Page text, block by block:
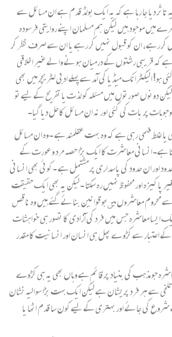
دیا جا رہا ہے کہ یہ ایک بولڈ قدم ہے ان مسائل سے
موجود ہیں لیکن ہم مسلمان اپنے روایتی فرسودہ
رہے، ان کوقبول نہیں کر رہے یا ان سے صرف نظر کر
کہ قریبی رشتوں کے درمیان ہونے والے غیر اخلاقی
الیکٹرانک میڈیا کی آمد سے پہلے ادبی لٹریچر میں بھی
دونوں صورتوں میں مسئلہ کو لذت یا تفریح کے لیے تو
وجوہات پر بات کی گئی اور نہ ان مسائل کاحل دیا گیا۔
یا غلط فہمی رہی ہے کہ وہ بہت عقلمند ہے ۔وہ ان مسائل
ہے۔انسانی معاشرت کا ایک بڑا حصہ مرد و عورت کے
اور ان حدود کی پاسداری پر مشتمل ہے ۔کوئی بھی انسانی
پاکیزہ اور محفوظ نہیں رہ سکتا ۔لیکن یہ بھی ایک حقیقت
محروم معاشروں میںجوقوانین بنائے گئے ہیں وہ ناقص
ایسا معاشرہ جس میں فرد کی آزادی کا تصور ہی خواہشات
اعتبار سے کڑوے پھل ہی انسان اور انسانیت کا مقدر
جو مذہب کی بنیاد پر قائم ہے وہاں بھی یہ ہی کڑوے
سے ہر فرد پریشان ہے لیکن ایک بہت بڑا سوالیہ نشان
کی جائے اور بہتری کے لیے کون سا قدم اٹھا یا